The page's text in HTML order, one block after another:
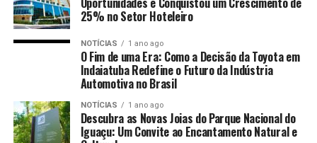
25% no Setor Hoteleiro
NOTÍCIAS 1 ano ago
O Fim de uma Era: Como a Decisão da Toyota em
Indaiatuba Redefine o Futuro da Indústria
Automotiva no Brasil
NOTÍCIAS 1 ano ago
Descubra as Novas Joias do Parque Nacional do
Iguaçu: Um Convite ao Encantamento Natural e